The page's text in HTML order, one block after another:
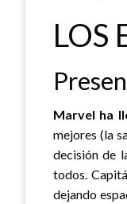
LOS
Marvel ha
mejores (la
decisión de
todos.
dejando